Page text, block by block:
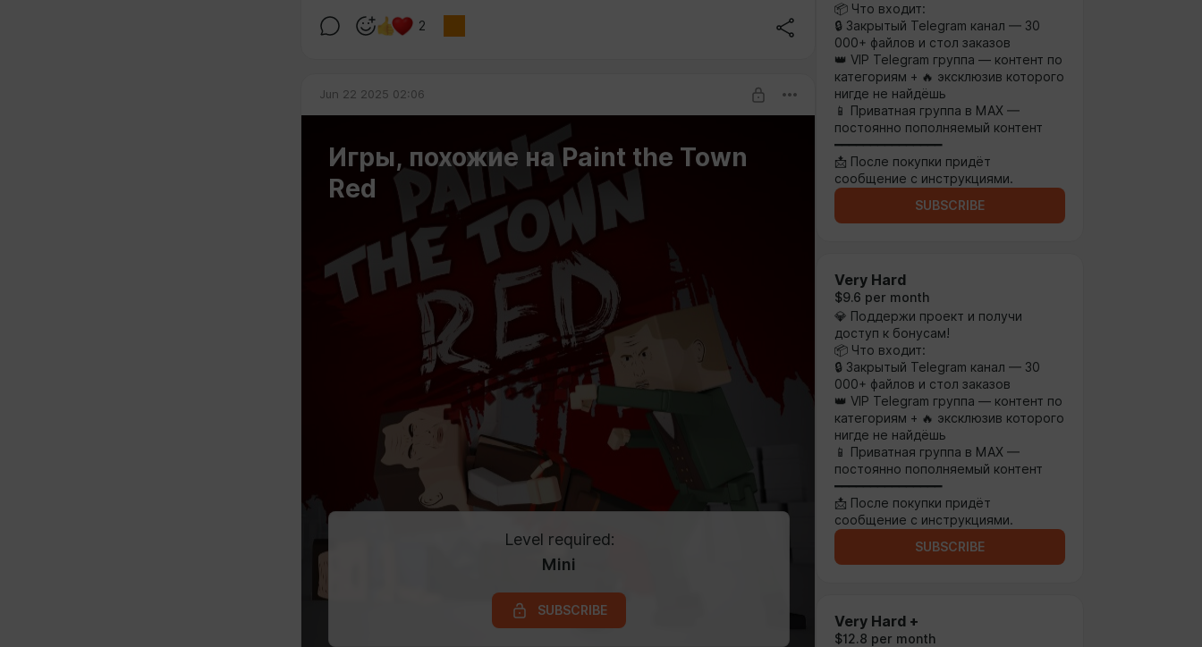
2
Jun 22 2025 02:06
Игры, похожие на Paint the Town
Red
Level required:
Mini
SUBSCRIBE
📦 Что входит:
🔒 Закрытый Telegram канал — 30
000+ файлов и стол заказов
👑 VIP Telegram группа — контент по
категориям + 🔥 эксклюзив которого
нигде не найдёшь
📱 Приватная группа в MAX —
постоянно пополняемый контент
━━━━━━━━━━━━━━━
📩 После покупки придёт
сообщение с инструкциями.
SUBSCRIBE
Very Hard
$9.6 per month
💎 Поддержи проект и получи
доступ к бонусам!
📦 Что входит:
🔒 Закрытый Telegram канал — 30
000+ файлов и стол заказов
👑 VIP Telegram группа — контент по
категориям + 🔥 эксклюзив которого
нигде не найдёшь
📱 Приватная группа в MAX —
постоянно пополняемый контент
━━━━━━━━━━━━━━━
📩 После покупки придёт
сообщение с инструкциями.
SUBSCRIBE
Very Hard +
$12.8 per month